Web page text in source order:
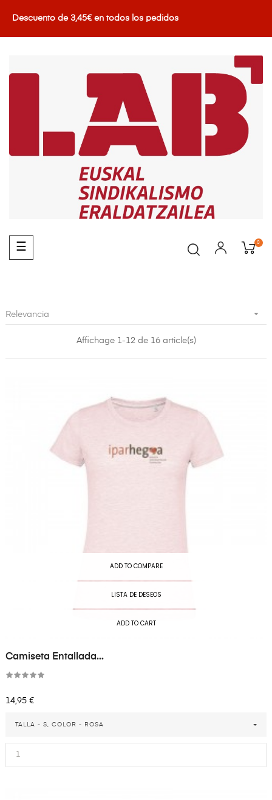
Descuento de 3,45€ en todos los pedidos
Navegación
de
☰ 0
Relevancia 
Affichage 1-12 de 16 article(s)
ADD TO COMPARE
LISTA DE DESEOS
ADD TO CART
Camiseta Entallada...
Precio
14,95 €
TALLA - S, COLOR - ROSA